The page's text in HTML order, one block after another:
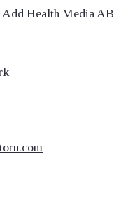
Health Media AB